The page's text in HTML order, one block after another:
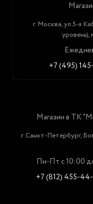
г. Москва, ул.5-я
+7 (495)
Магазин в ТК
г. Санкт-Петербург,
Пн-Пт с 10:00
+7 (812) 455-